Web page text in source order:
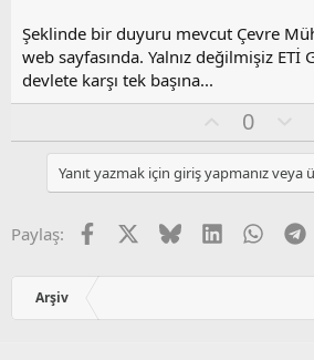
Şeklinde bir duyuru mevcut Çevre
web sayfasında. Yalnız değilmişiz ETİ
devlete karşı tek başına...
y
l
a
0
l
u
u
z
o
l
Yanıt yazmak için giriş yapmanız veya
Paylaş: Facebook BlueskyLinkedIn
Arşiv